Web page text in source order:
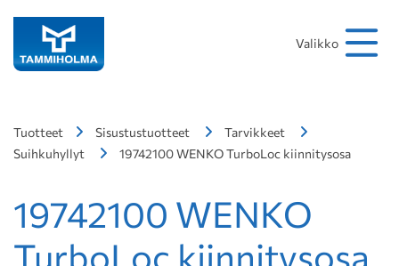
Valikko
Tuotteet Sisustustuotteet
Tarvikkeet
Suihkuhyllyt
19742100 WENKO TurboLoc kiinnitysosa
19742100 WENKO
TurboLoc kiinnitysosa